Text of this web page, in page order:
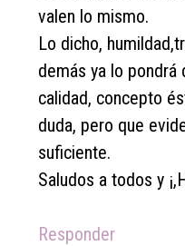
valen lo mismo.
Lo dicho,
demás ya lo
calidad, concepto
duda, pero que
suficiente.
Saludos a todos y
Responder